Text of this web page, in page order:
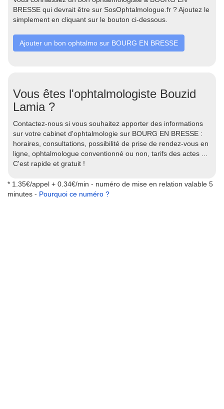
BRESSE qui devrait être sur SosOphtalmologue.fr ? Ajoutez le
simplement en cliquant sur le bouton ci-dessous.
Ajouter un bon ophtalmo sur BOURG EN BRESSE
Vous êtes l'ophtalmologiste Bouzid
Lamia ?
Contactez-nous si vous souhaitez apporter des informations
sur votre cabinet d'ophtalmologie sur BOURG EN BRESSE :
horaires, consultations, possibilité de prise de rendez-vous en
ligne, ophtalmologue conventionné ou non, tarifs des actes ...
C'est rapide et gratuit !
* 1.35€/appel + 0.34€/min - numéro de mise en relation valable 5
minutes - Pourquoi ce numéro ?